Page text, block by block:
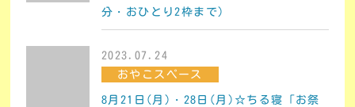
分・おひとり2枠まで）
2023.07.24
おやこスペース
8月21日(月)・28日(月)☆ちる寝「お祭